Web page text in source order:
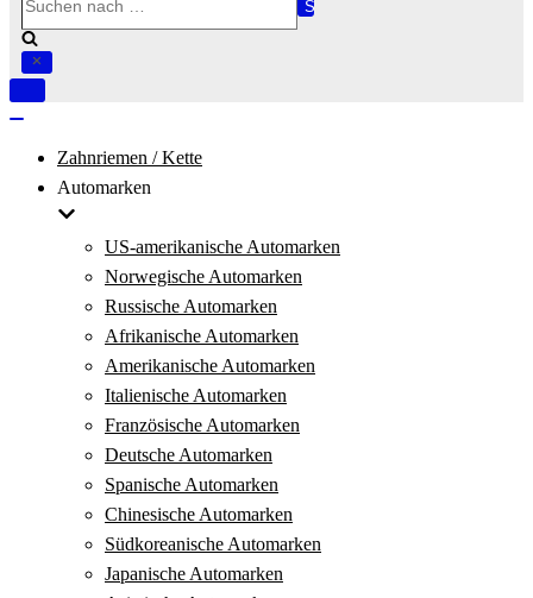
nach …
Navigation
Zahnriemen / Kette
Automarken
US-amerikanische Automarken
Norwegische Automarken
Russische Automarken
Afrikanische Automarken
Amerikanische Automarken
Italienische Automarken
Französische Automarken
Deutsche Automarken
Spanische Automarken
Chinesische Automarken
Südkoreanische Automarken
Japanische Automarken